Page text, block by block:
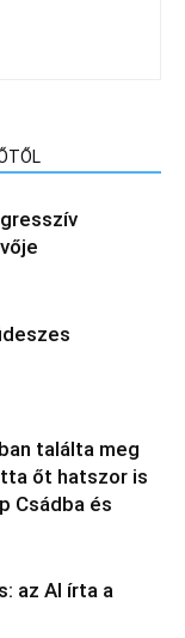
találta meg
őt hatszor is
Csádba és
az AI írta a